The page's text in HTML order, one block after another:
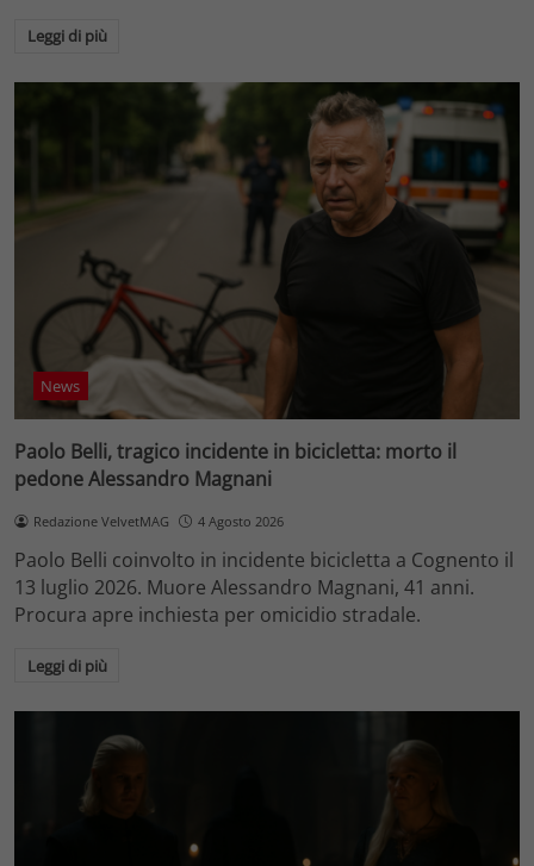
Leggi di più
News
Paolo Belli, tragico incidente in bicicletta: morto il
pedone Alessandro Magnani
Redazione VelvetMAG 4 Agosto 2026
Paolo Belli coinvolto in incidente bicicletta a Cognento il
13 luglio 2026. Muore Alessandro Magnani, 41 anni.
Procura apre inchiesta per omicidio stradale.
Leggi di più